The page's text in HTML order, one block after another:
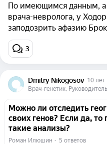
По имеющимся данным, а
врача-невролога, у
заподозрить афазию
3
Dmitry Nikogosov 10 лет
Можно ли отследить
своих генов? Если да, то
такие анализы?
Роман Илюшин · 5 ответов